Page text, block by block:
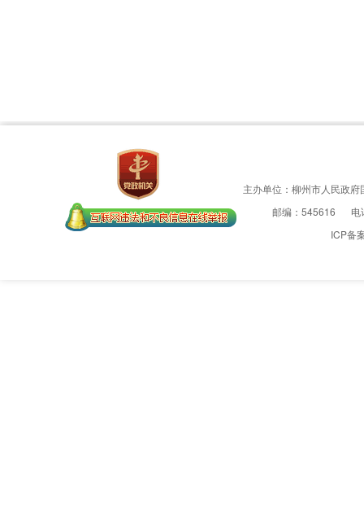
主办单位：柳州市人民政
邮编：545616
电
ICP备